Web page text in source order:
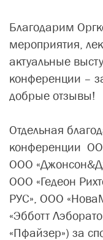
Благодарим
мероприятия,
актуальные
конференции –
добрые отзывы!
Отдельная
конференции
ООО
OОО «Гедеон
РУС», ООО
«Эбботт
«Пфайзер») за